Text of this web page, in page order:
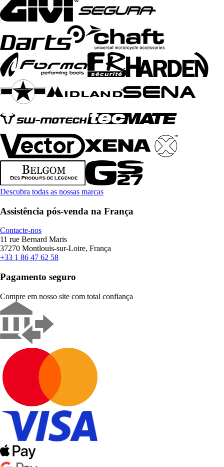
Descubra todas as nossas marcas
Assistência pós-venda na França
Contacte-nos
11 rue Bernard Maris
37270 Montlouis-sur-Loire, França
+33 1 86 47 62 58
Pagamento seguro
Compre em nosso site com total confiança